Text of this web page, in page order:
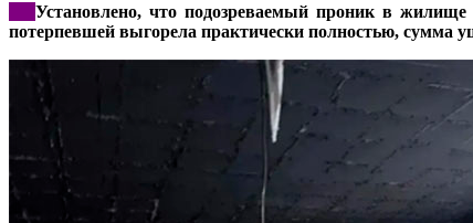
Установлено, что подозреваемый проник в
потерпевшей выгорела практически полностью, сумма